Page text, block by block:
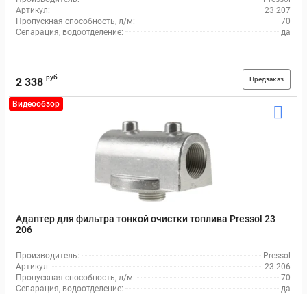
Артикул:
23 207
Пропускная способность, л/м:
70
Сепарация, водоотделение:
да
2 338 руб Предзаказ
Видеообзор
Адаптер для фильтра тонкой очистки топлива Pressol 23
206
Производитель:
Pressol
Артикул:
23 206
Пропускная способность, л/м:
70
Сепарация, водоотделение:
да